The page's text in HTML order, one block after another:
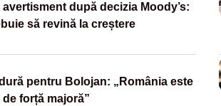
după decizia Moody’s:
să revină la creștere
pentru Bolojan: „România este
forță majoră”